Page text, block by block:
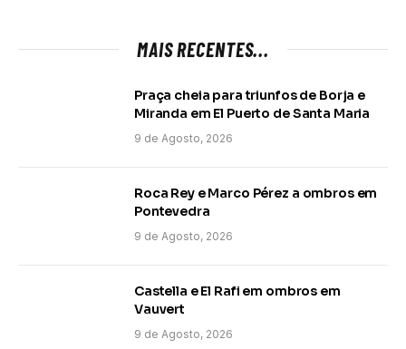
MAIS RECENTES...
Praça cheia para triunfos de Borja e
Miranda em El Puerto de Santa Maria
9 de Agosto, 2026
Roca Rey e Marco Pérez a ombros em
Pontevedra
9 de Agosto, 2026
Castella e El Rafi em ombros em
Vauvert
9 de Agosto, 2026